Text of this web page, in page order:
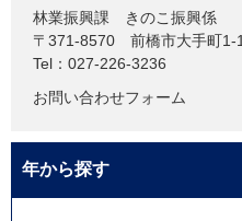
林業振興課
きのこ振興係
〒371-8570
前橋市大手町1-
Tel：027-226-3236
お問い合わせフォーム
年から探す